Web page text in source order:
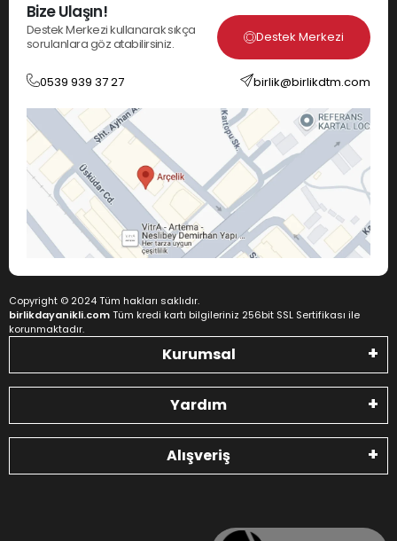
Bize Ulaşın!
Destek Merkezi kullanarak sıkça
sorulanlara göz atabilirsiniz.
Destek Merkezi
0539 939 37 27 birlik@birlikdtm.com
Copyright © 2024 Tüm hakları saklıdır.
birlikdayanikli.comTüm kredi kartı bilgileriniz 256bit SSL Sertifikası ile
korunmaktadır.
Kurumsal
Yardım
Alışveriş